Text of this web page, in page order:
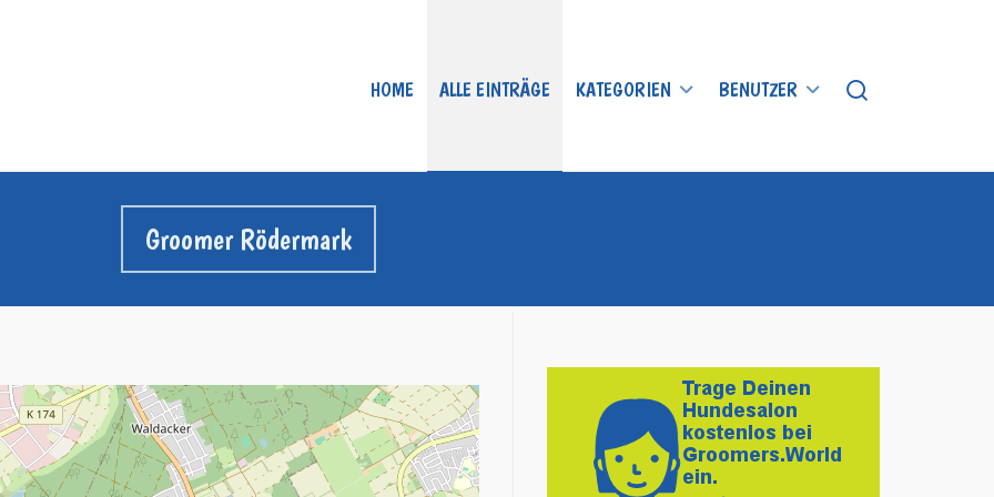
HOME ALLE EINTRÄGE KATEGORIEN BENUTZER
Groomer Rödermark